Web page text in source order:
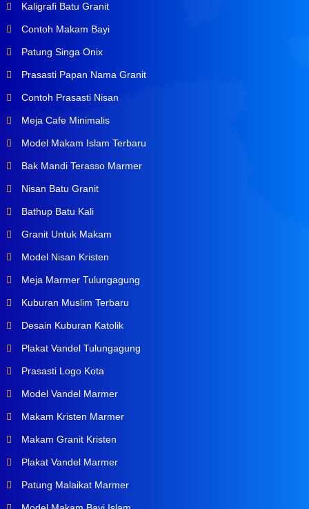
Kaligrafi Batu Granit
Contoh Makam Bayi
Patung Singa Onix
Prasasti Papan Nama Granit
Contoh Prasasti Nisan
Meja Cafe Minimalis
Model Makam Islam Terbaru
Bak Mandi Terasso Marmer
Nisan Batu Granit
Bathup Batu Kali
Granit Untuk Makam
Model Nisan Kristen
Meja Marmer Tulungagung
Kuburan Muslim Terbaru
Desain Kuburan Katolik
Plakat Vandel Tulungagung
Prasasti Logo Kota
Model Vandel Marmer
Makam Kristen Marmer
Makam Granit Kristen
Plakat Vandel Marmer
Patung Malaikat Marmer